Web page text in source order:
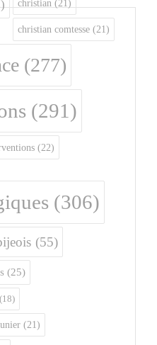
christian (21)
christian comtesse (21)
(277)
(291)
(22)
(306)
(55)
(25)
(18)
(21)